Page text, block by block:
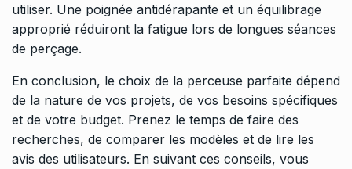
utiliser. Une poignée antidérapante et un équilibrage
approprié réduiront la fatigue lors de longues séances
de perçage.
En conclusion, le choix de la perceuse parfaite dépend
de la nature de vos projets, de vos besoins spécifiques
et de votre budget. Prenez le temps de faire des
recherches, de comparer les modèles et de lire les
avis des utilisateurs. En suivant ces conseils, vous